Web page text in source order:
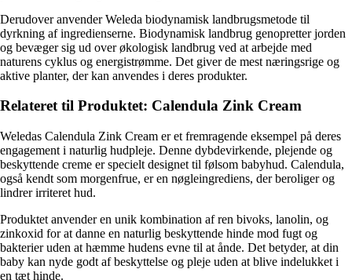
Derudover anvender Weleda biodynamisk landbrugsmetode til
dyrkning af ingredienserne. Biodynamisk landbrug genopretter jorden
og bevæger sig ud over økologisk landbrug ved at arbejde med
naturens cyklus og energistrømme. Det giver de mest næringsrige og
aktive planter, der kan anvendes i deres produkter.
Relateret til Produktet: Calendula Zink Cream
Weledas Calendula Zink Cream er et fremragende eksempel på deres
engagement i naturlig hudpleje. Denne dybdevirkende, plejende og
beskyttende creme er specielt designet til følsom babyhud. Calendula,
også kendt som morgenfrue, er en nøgleingrediens, der beroliger og
lindrer irriteret hud.
Produktet anvender en unik kombination af ren bivoks, lanolin, og
zinkoxid for at danne en naturlig beskyttende hinde mod fugt og
bakterier uden at hæmme hudens evne til at ånde. Det betyder, at din
baby kan nyde godt af beskyttelse og pleje uden at blive indelukket i
en tæt hinde.